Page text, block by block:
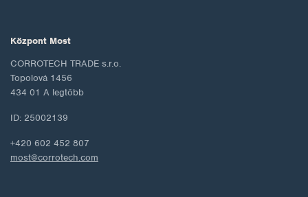
Központ Most
CORROTECH TRADE s.r.o.
Topolová 1456
434 01 A legtöbb
ID: 25002139
+420 602 452 807
most@corrotech.com